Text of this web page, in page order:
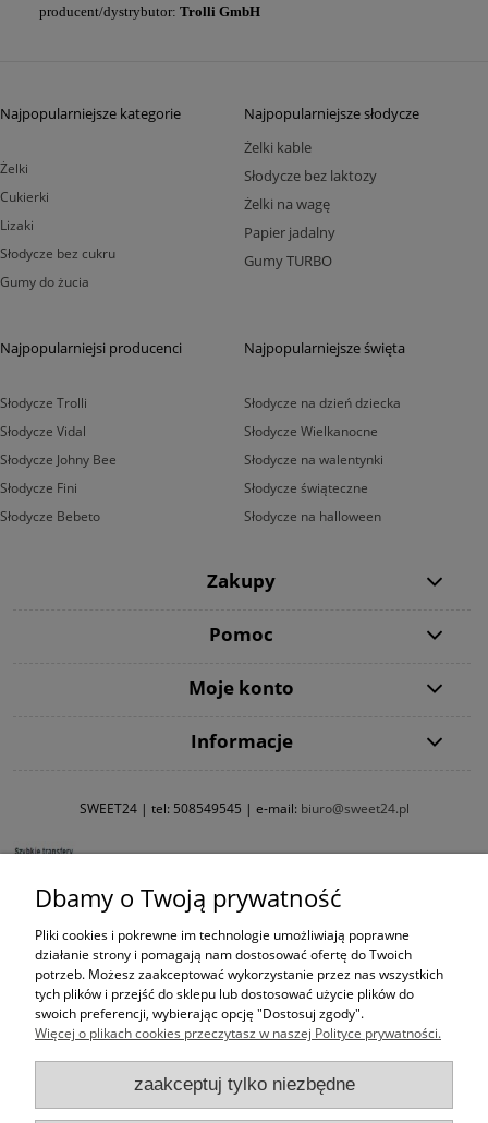
producent/dystrybutor: Trolli GmbH
Najpopularniejsze kategorie
Żelki
Cukierki
Lizaki
Słodycze bez cukru
Gumy do żucia
Najpopularniejsze słodycze
Żelki kable
Słodycze bez laktozy
Żelki na wagę
Papier jadalny
Gumy TURBO
Najpopularniejsi producenci
Słodycze Trolli
Słodycze Vidal
Słodycze Johny Bee
Słodycze Fini
Słodycze Bebeto
Najpopularniejsze święta
Słodycze na dzień dziecka
Słodycze Wielkanocne
Słodycze na walentynki
Słodycze świąteczne
Słodycze na halloween
Zakupy
Pomoc
Moje konto
Informacje
SWEET24 | tel: 508549545 | e-mail: biuro@sweet24.pl
Dbamy o Twoją prywatność
Pliki cookies i pokrewne im technologie umożliwiają poprawne
działanie strony i pomagają nam dostosować ofertę do Twoich
potrzeb. Możesz zaakceptować wykorzystanie przez nas wszystkich
tych plików i przejść do sklepu lub dostosować użycie plików do
swoich preferencji, wybierając opcję "Dostosuj zgody".
Więcej o plikach cookies przeczytasz w naszej Polityce prywatności.
zaakceptuj tylko niezbędne